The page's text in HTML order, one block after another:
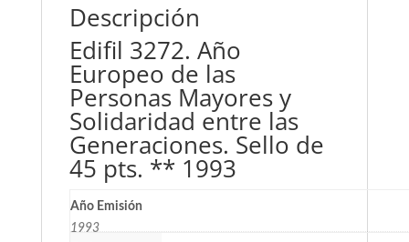
Descripción
Edifil 3272. Año
Europeo de las
Personas Mayores y
Solidaridad entre las
Generaciones. Sello de
45 pts. ** 1993
Año Emisión
1993